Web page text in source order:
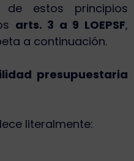
de estos principios
arts. 3 a 9 LOEPSF,
a continuación.
presupuestaria
literalmente: